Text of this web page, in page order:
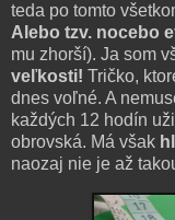
teda po tomto
Alebo tzv. nocebo
mu zhorší). Ja som
veľkosti! Tričko,
dnes voľné. A
každých 12 hodín
obrovská. Má však
naozaj nie je až